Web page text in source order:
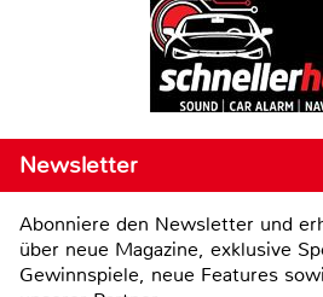
Newsletter
Abonniere den Newsletter und
über neue Magazine, exklusive
Gewinnspiele, neue Features